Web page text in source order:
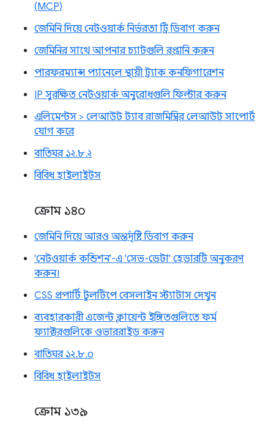
(MCP)
জেমিনি দিয়ে নেটওয়ার্ক নির্ভরতা ট্রি ডিবাগ করুন
জেমিনির সাথে আপনার চ্যাটগুলি রপ্তানি করুন
পারফরম্যান্স প্যানেলে স্থায়ী ট্র্যাক কনফিগারেশন
IP সুরক্ষিত নেটওয়ার্ক অনুরোধগুলি ফিল্টার করুন
এলিমেন্টস > লেআউট ট্যাব রাজমিস্ত্রির লেআউট সাপোর্ট
যোগ করে
বাতিঘর ১২.৮.২
বিবিধ হাইলাইটস
ক্রোম ১৪০
জেমিনি দিয়ে আরও অন্তর্দৃষ্টি ডিবাগ করুন
'নেটওয়ার্ক কন্ডিশন'-এ 'সেভ-ডেটা' হেডারটি অনুকরণ
করুন।
CSS প্রপার্টি টুলটিপে বেসলাইন স্ট্যাটাস দেখুন
ব্যবহারকারী এজেন্ট ক্লায়েন্ট ইঙ্গিতগুলিতে ফর্ম
ফ্যাক্টরগুলিকে ওভাররাইড করুন
বাতিঘর ১২.৮.০
বিবিধ হাইলাইটস
ক্রোম ১৩৯